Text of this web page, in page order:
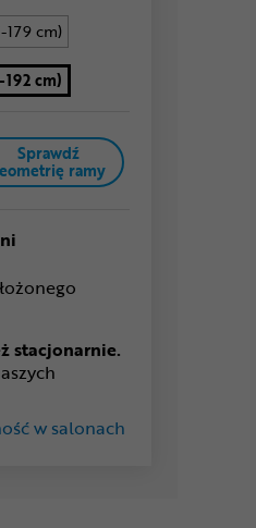
179 cm)
192 cm)
Sprawdź
ramy
stacjonarnie.
w salonach